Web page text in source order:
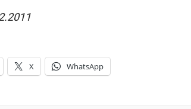
X WhatsApp